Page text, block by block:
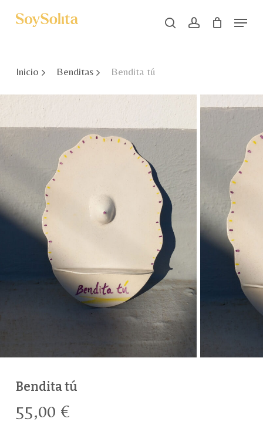
search account
Menu
Inicio Benditas Bendita tú
Bendita tú
55,00 €